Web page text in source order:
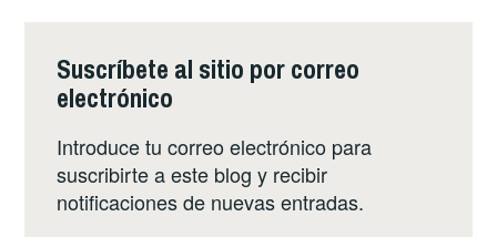
Suscríbete al sitio por correo
electrónico
Introduce tu correo electrónico para
suscribirte a este blog y recibir
notificaciones de nuevas entradas.